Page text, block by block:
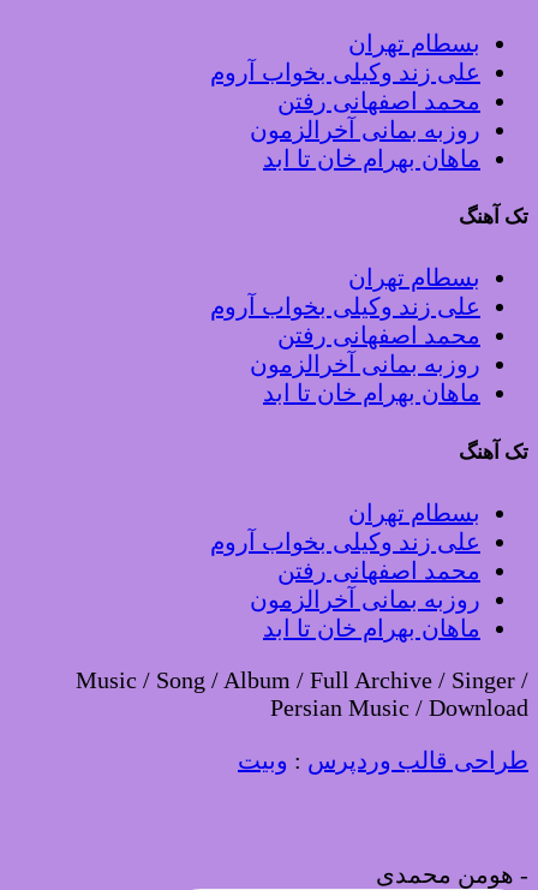
بسطام تهران
علی زند وکیلی بخواب آروم
محمد اصفهانی رفتن
روزبه بمانی آخرالزمون
ماهان بهرام خان تا ابد
تک آهنگ
بسطام تهران
علی زند وکیلی بخواب آروم
محمد اصفهانی رفتن
روزبه بمانی آخرالزمون
ماهان بهرام خان تا ابد
تک آهنگ
بسطام تهران
علی زند وکیلی بخواب آروم
محمد اصفهانی رفتن
روزبه بمانی آخرالزمون
ماهان بهرام خان تا ابد
Music / Song / Album / Full Archive / Singer /
Persian Music / Download
طراحی قالب وردپرس : وبیت
- هومن محمدی